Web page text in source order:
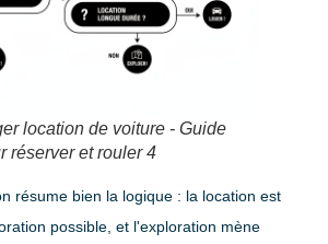
location de voiture - Guide
réserver et rouler 4
résume bien la logique : la location est
possible, et l'exploration mène